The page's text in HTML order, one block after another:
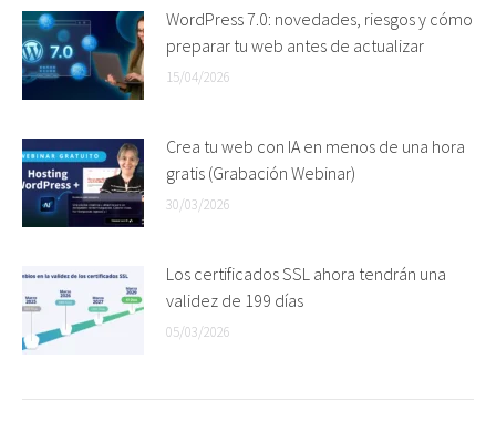
WordPress 7.0: novedades, riesgos y cómo
preparar tu web antes de actualizar
15/04/2026
Crea tu web con IA en menos de una hora
gratis (Grabación Webinar)
30/03/2026
Los certificados SSL ahora tendrán una
validez de 199 días
05/03/2026